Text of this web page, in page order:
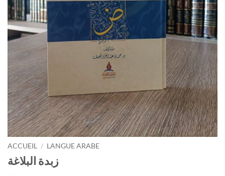
ACCUEIL / LANGUE ARABE
زبدة البلاغة